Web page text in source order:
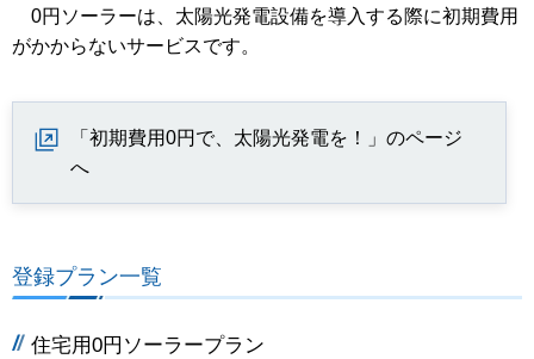
0円ソーラーは、太陽光発電設備を導入する際に初期費用
がかからないサービスです。
「初期費用0円で、太陽光発電を！」のページ
へ
登録プラン一覧
住宅用0円ソーラープラン